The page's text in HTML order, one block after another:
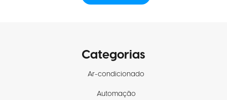
Categorias
Ar-condicionado
Automação